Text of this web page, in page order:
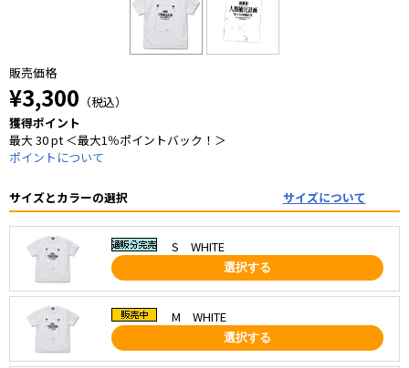
販売価格
¥3,300 （税込）
獲得ポイント
最大 30 pt ＜最大1％ポイントバック！＞
ポイントについて
サイズとカラーの選択 サイズについて
S WHITE
選択する
M WHITE
選択する